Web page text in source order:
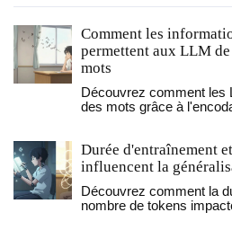
Comment les
permettent aux LLM
mots
Découvrez comment les
des mots grâce à
Durée d'entraînement
influencent la
Découvrez comment la
nombre de tokens